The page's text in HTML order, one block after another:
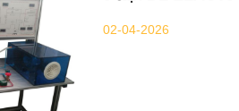
02-04-2026